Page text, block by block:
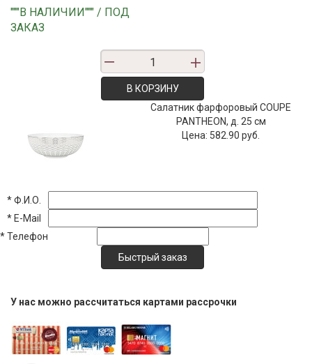
"""В НАЛИЧИИ""" / ПОД
ЗАКАЗ
В КОРЗИНУ
Салатник фарфоровый COUPE
PANTHEON, д. 25 см
Цена: 582.90 руб.
*Ф.И.О.
* E-Mail
*Телефон
У нас можно рассчитаться картами рассрочки